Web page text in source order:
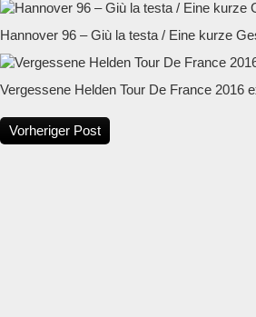
Hannover 96 – Giù la testa / Eine kurze
Vergessene Helden Tour De France 2016
Vorheriger Post